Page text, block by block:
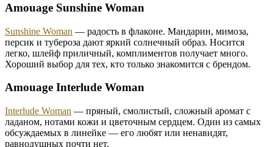
Amouage Sunshine Woman
Sunshine Woman — радость в флаконе. Мандарин, мимоза,
персик и тубероза дают яркий солнечный образ. Носится
легко, шлейф приличный, комплиментов получает много.
Хороший выбор для тех, кто только знакомится с брендом.
Amouage Interlude Woman
Interlude Woman — пряный, смолистый, сложный аромат с
ладаном, нотами кожи и цветочным сердцем. Один из самых
обсуждаемых в линейке — его любят или ненавидят,
равнодушных почти нет.